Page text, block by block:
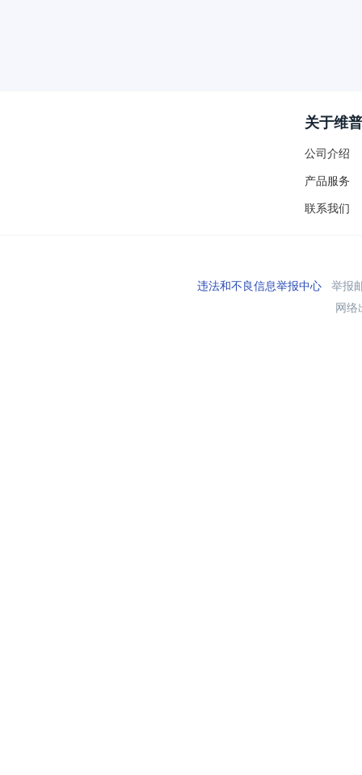
关于维普
公司介绍
产品服务
联系我们
违法和不良信息举报中心举报
网